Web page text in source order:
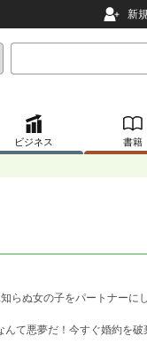
新
ビジネス 書籍
らぬ女の子をパートナーにし
て悪夢だ！今すぐ婚約を破